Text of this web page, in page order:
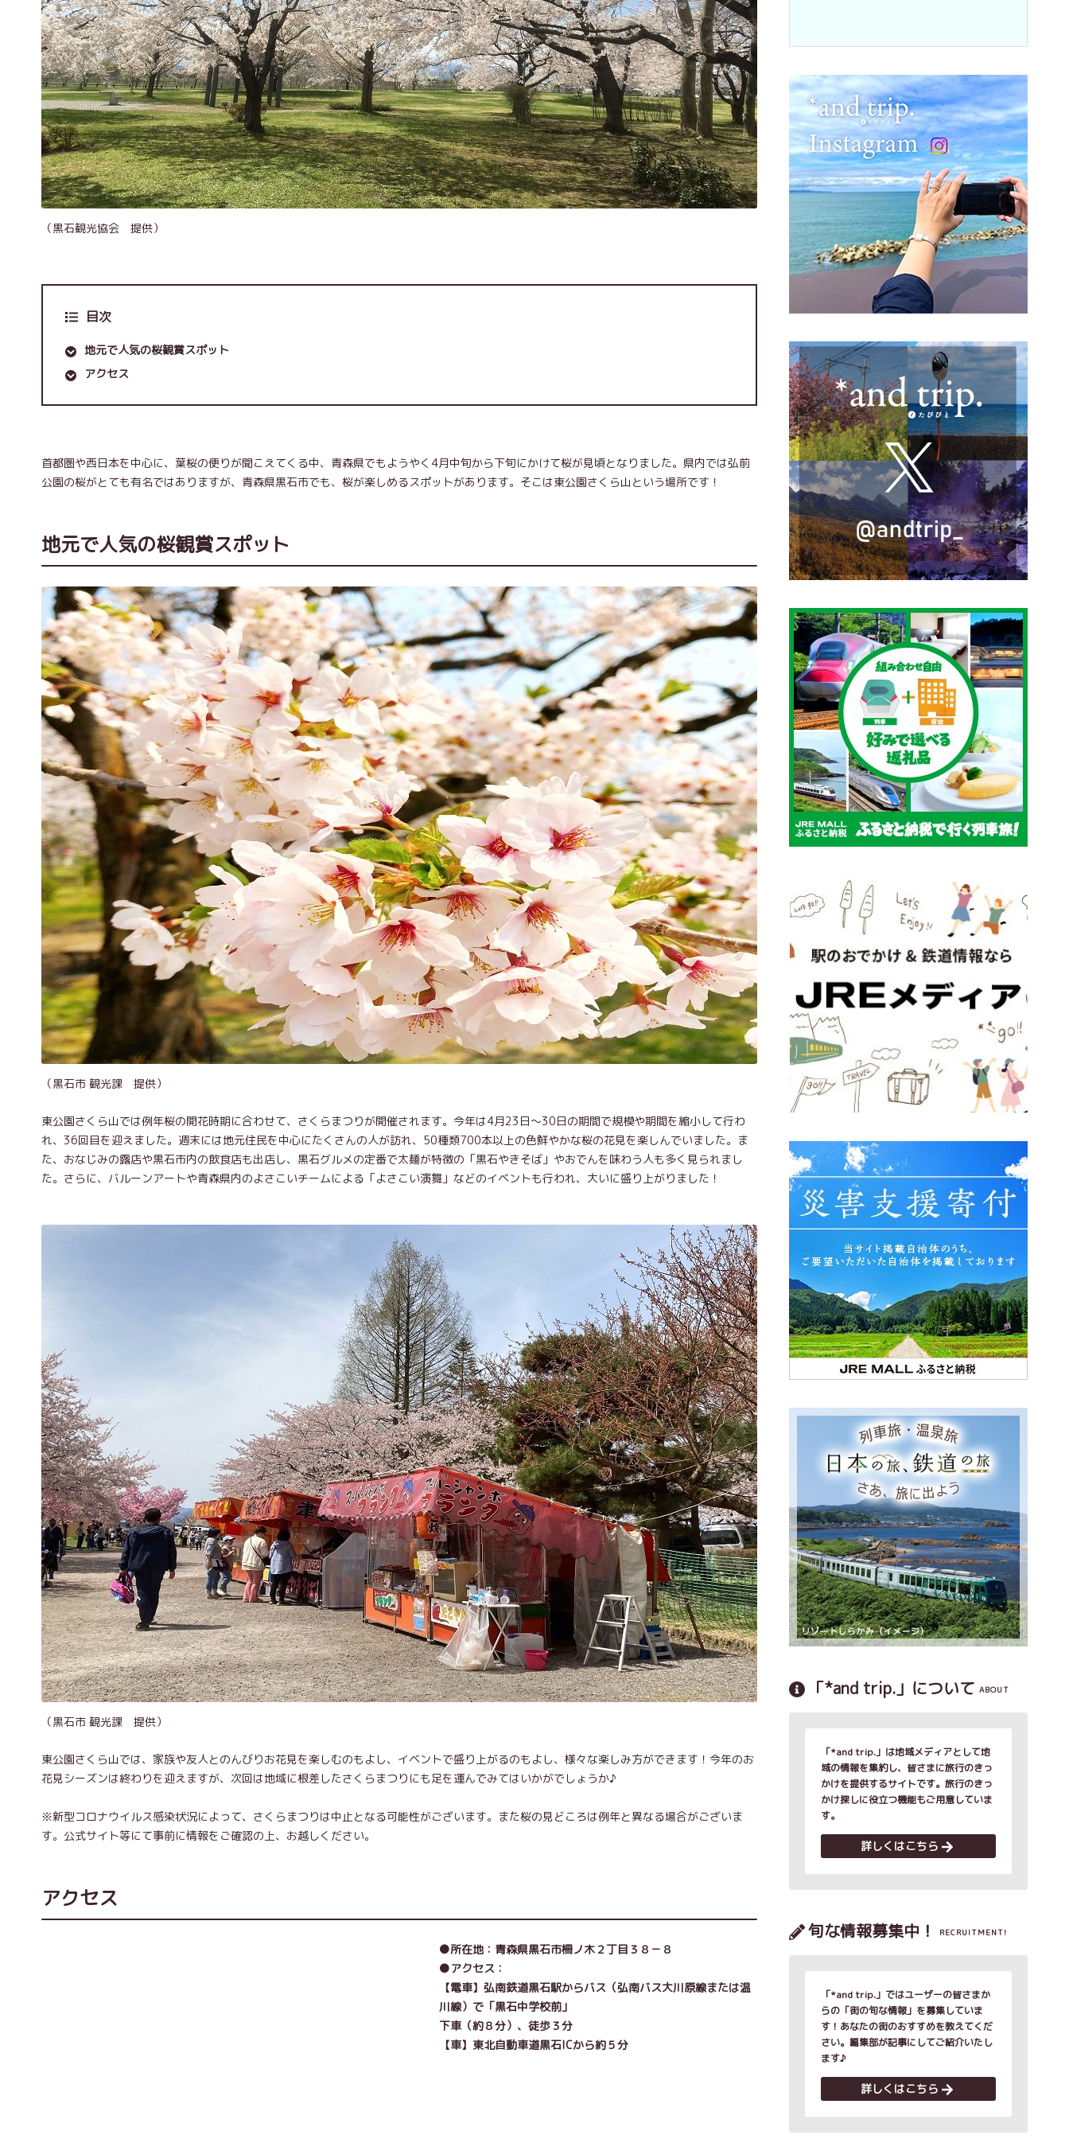
（黒石観光協会 提供）
目次
地元で人気の桜観賞スポット
アクセス
首都圏や西日本を中心に、葉桜の便りが聞こえてくる中、青森県でもようやく4月中旬から下旬にかけて桜が見頃となりました。県内では弘前
公園の桜がとても有名ではありますが、青森県黒石市でも、桜が楽しめるスポットがあります。そこは東公園さくら山という場所です！
地元で人気の桜観賞スポット
（黒石市 観光課 提供）
東公園さくら山では例年桜の開花時期に合わせて、さくらまつりが開催されます。今年は4月23日～30日の期間で規模や期間を縮小して行わ
れ、36回目を迎えました。週末には地元住民を中心にたくさんの人が訪れ、50種類700本以上の色鮮やかな桜の花見を楽しんでいました。ま
た、おなじみの露店や黒石市内の飲食店も出店し、黒石グルメの定番で太麺が特徴の「黒石やきそば」やおでんを味わう人も多く見られまし
た。さらに、バルーンアートや青森県内のよさこいチームによる「よさこい演舞」などのイベントも行われ、大いに盛り上がりました！
（黒石市 観光課 提供）
東公園さくら山では、家族や友人とのんびりお花見を楽しむのもよし、イベントで盛り上がるのもよし、様々な楽しみ方ができます！今年のお
花見シーズンは終わりを迎えますが、次回は地域に根差したさくらまつりにも足を運んでみてはいかがでしょうか♪
※新型コロナウイルス感染状況によって、さくらまつりは中止となる可能性がございます。また桜の見どころは例年と異なる場合がございま
す。公式サイト等にて事前に情報をご確認の上、お越しください。
アクセス
●所在地：青森県黒石市柵ノ木２丁目３８－８
●アクセス：
【電車】弘南鉄道黒石駅からバス（弘南バス大川原線または温
川線）で「黒石中学校前」
下車（約８分）、徒歩３分
【車】東北自動車道黒石ICから約５分
「*and trip.」について ABOUT
「*and trip.」は地域メディアとして地
域の情報を集約し、皆さまに旅行のきっ
かけを提供するサイトです。旅行のきっ
かけ探しに役立つ機能もご用意していま
す。
詳しくはこちら
旬な情報募集中！ RECRUITMENT!
「*and trip.」ではユーザーの皆さまか
らの「街の旬な情報」を募集していま
す！あなたの街のおすすめを教えてくだ
さい。編集部が記事にしてご紹介いたし
ます♪
詳しくはこちら